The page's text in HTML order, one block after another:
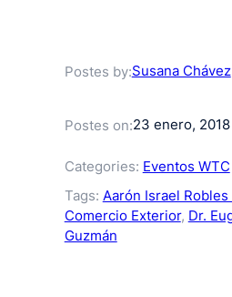
Postes by:Susana Chávez
Postes on:23 enero, 2018
Categories: Eventos WTC
Tags: Aarón Israel
Comercio Exterior, Dr.
Guzmán